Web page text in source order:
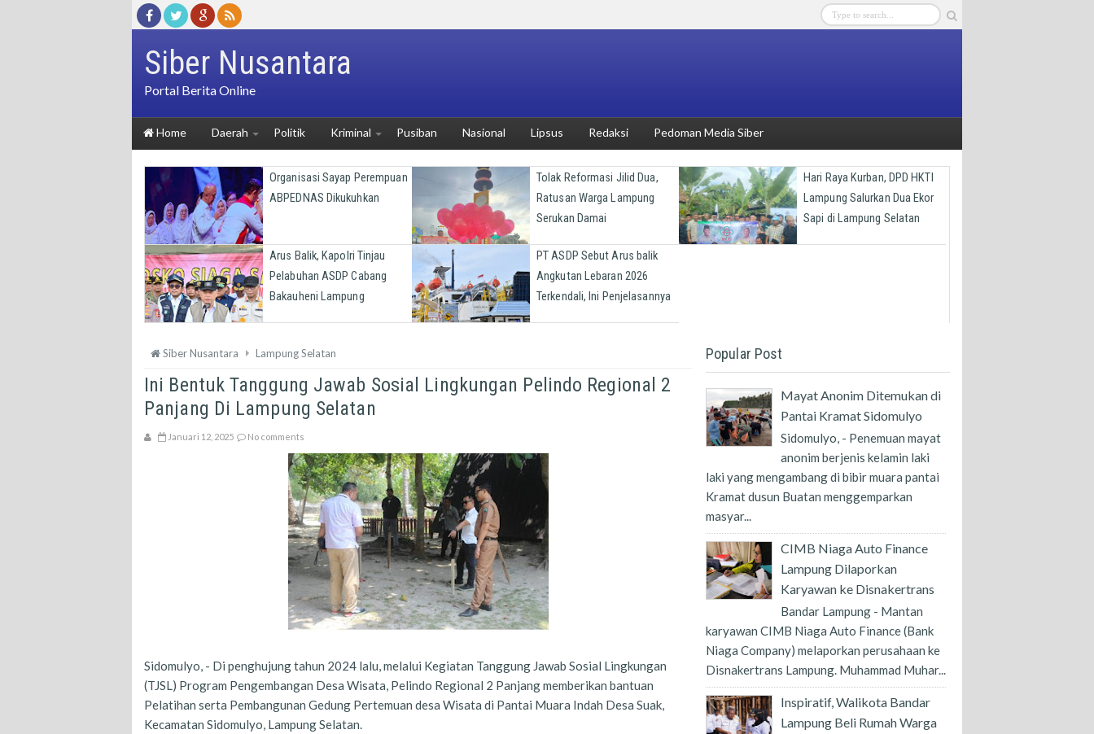
Siber Nusantara
Portal Berita Online
Home Daerah Politik Kriminal Pusiban Nasional Lipsus Redaksi Pedoman Media Siber
Organisasi Sayap Perempuan
ABPEDNAS Dikukuhkan
Tolak Reformasi Jilid Dua,
Ratusan Warga Lampung
Serukan Damai
Hari Raya Kurban, DPD HKTI
Lampung Salurkan Dua Ekor
Sapi di Lampung Selatan
Arus Balik, Kapolri Tinjau
Pelabuhan ASDP Cabang
Bakauheni Lampung
PT ASDP Sebut Arus balik
Angkutan Lebaran 2026
Terkendali, Ini Penjelasannya
Siber Nusantara Lampung Selatan
Ini Bentuk Tanggung Jawab Sosial Lingkungan Pelindo Regional 2
Panjang Di Lampung Selatan
Januari 12, 2025 No comments
Sidomulyo, - Di penghujung tahun 2024 lalu, melalui Kegiatan Tanggung Jawab Sosial Lingkungan
(TJSL) Program Pengembangan Desa Wisata, Pelindo Regional 2 Panjang memberikan bantuan
Pelatihan serta Pembangunan Gedung Pertemuan desa Wisata di Pantai Muara Indah Desa Suak,
Kecamatan Sidomulyo, Lampung Selatan.
Popular Post
Mayat Anonim Ditemukan di
Pantai Kramat Sidomulyo
Sidomulyo, - Penemuan mayat
anonim berjenis kelamin laki
laki yang mengambang di bibir muara pantai
Kramat dusun Buatan menggemparkan
masyar...
CIMB Niaga Auto Finance
Lampung Dilaporkan
Karyawan ke Disnakertrans
Bandar Lampung - Mantan
karyawan CIMB Niaga Auto Finance (Bank
Niaga Company) melaporkan perusahaan ke
Disnakertrans Lampung. Muhammad Muhar...
Inspiratif, Walikota Bandar
Lampung Beli Rumah Warga